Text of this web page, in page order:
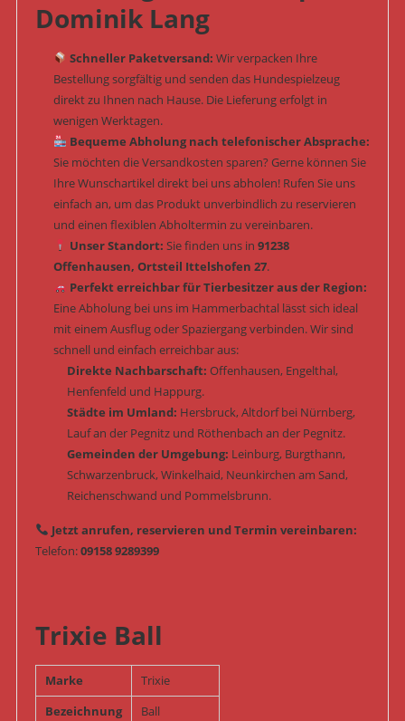
Dominik Lang
Schneller Paketversand: Wir verpacken Ihre
Bestellung sorgfältig und senden das Hundespielzeug
direkt zu Ihnen nach Hause. Die Lieferung erfolgt in
wenigen Werktagen.
Bequeme Abholung nach telefonischer Absprache:
Sie möchten die Versandkosten sparen? Gerne können Sie
Ihre Wunschartikel direkt bei uns abholen! Rufen Sie uns
einfach an, um das Produkt unverbindlich zu reservieren
und einen flexiblen Abholtermin zu vereinbaren.
Unser Standort: Sie finden uns in 91238
Offenhausen, Ortsteil Ittelshofen 27.
Perfekt erreichbar für Tierbesitzer aus der Region:
Eine Abholung bei uns im Hammerbachtal lässt sich ideal
mit einem Ausflug oder Spaziergang verbinden. Wir sind
schnell und einfach erreichbar aus:
Direkte Nachbarschaft: Offenhausen, Engelthal,
Henfenfeld und Happurg.
Städte im Umland: Hersbruck, Altdorf bei Nürnberg,
Lauf an der Pegnitz und Röthenbach an der Pegnitz.
Gemeinden der Umgebung: Leinburg, Burgthann,
Schwarzenbruck, Winkelhaid, Neunkirchen am Sand,
Reichenschwand und Pommelsbrunn.
Jetzt anrufen, reservieren und Termin vereinbaren:
Telefon:09158 9289399
Trixie Ball
Marke
Trixie
Bezeichnung
Ball